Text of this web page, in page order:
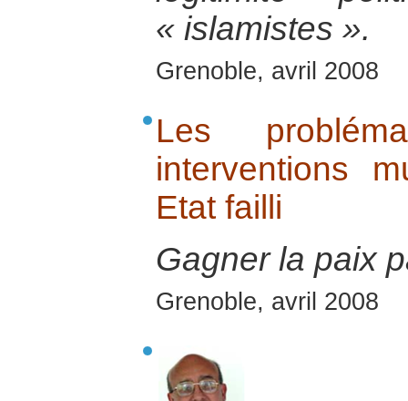
« islamistes ».
Grenoble, avril 2008
Les
interventions
Etat failli
Gagner la paix
Grenoble, avril 2008